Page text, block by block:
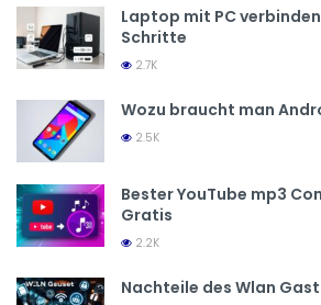
Laptop mit PC
Schritte
2.7K
Wozu braucht man
2.5K
Bester YouTube mp3
Gratis
2.2K
Nachteile des Wlan